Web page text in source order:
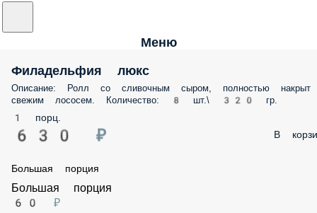
Меню
Филадельфия люкс
Описание: Ролл со сливочным сыром, полностью накрыт
свежим лососем. Количество: 8 шт.\ 320 гр.
1 порц.
630 ₽ В
Большая порция
Большая порция
60 ₽